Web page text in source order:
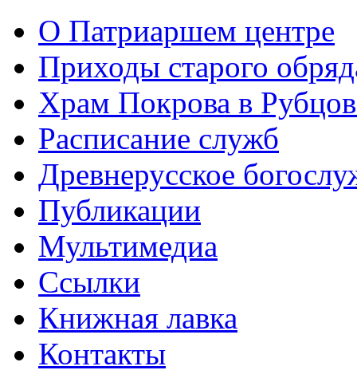
О Патриаршем центре
Приходы старого
Храм Покрова в
Расписание служб
Древнерусское
Публикации
Мультимедиа
Ссылки
Книжная лавка
Контакты